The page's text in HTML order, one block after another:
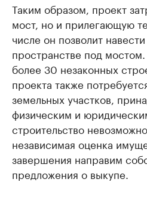
Таким образом, проект
мост, но и прилегающую
числе он позволит
пространстве под
более 30 незаконных
проекта также
земельных участков,
физическим и
строительство
независимая оценка
завершения направим
предложения о выкупе.